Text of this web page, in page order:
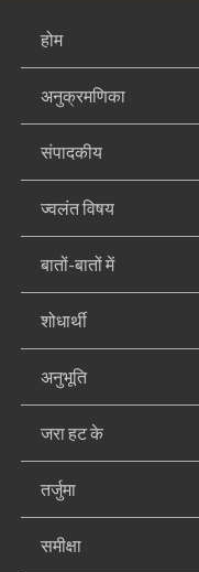
होम
अनुक्रमणिका
संपादकीय
ज्वलंत विषय
बातों-बातों में
शोधार्थी
अनुभूति
जरा हट के
तर्जुमा
समीक्षा